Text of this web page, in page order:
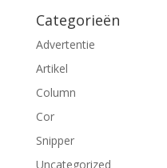
Categorieën
Advertentie
Artikel
Column
Cor
Snipper
Uncategorized